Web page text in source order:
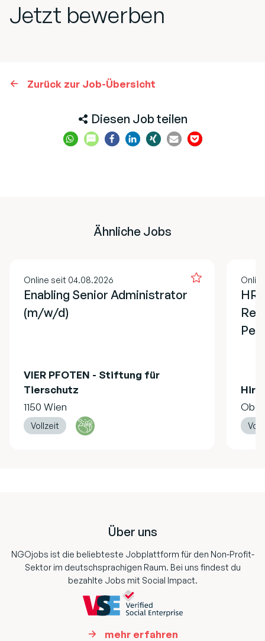
Jetzt bewerben
Zurück zur Job-Übersicht
Diesen Job teilen
Ähnliche Jobs
Online seit 04.08.2026
Enabling Senior Administrator
(m/w/d)
VIER PFOTEN - Stiftung für
Tierschutz
1150 Wien
Vollzeit
HR
Über uns
NGOjobs ist die beliebteste Jobplattform für den Non-Profit-
Sektor im deutschsprachigen Raum. Bei uns findest du
bezahlte Jobs mit Social Impact.
mehr erfahren